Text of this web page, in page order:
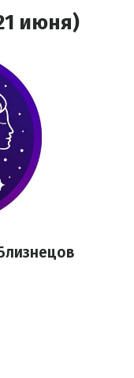
июня)